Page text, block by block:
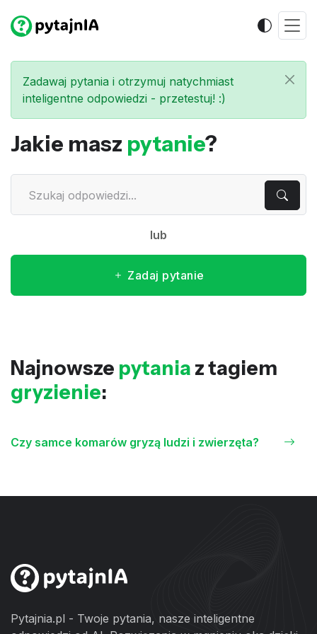
Zadawaj pytania i otrzymuj natychmiast
inteligentne odpowiedzi - przetestuj! :)
Jakie masz pytanie?
lub
Zadaj pytanie
Najnowsze pytania z tagiem
gryzienie:
Czy samce komarów gryzą ludzi i zwierzęta?
Pytajnia.pl - Twoje pytania, nasze inteligentne